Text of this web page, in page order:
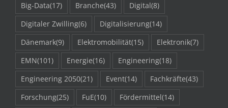
Big-Data(17) Branche(43) Digital(8)
Digitaler Zwilling(6) Digitalisierung(14)
Dänemark(9) Elektromobilität(15) Elektronik(7)
EMN(101) Energie(16) Engineering(18)
Engineering 2050(21) Event(14) Fachkräfte(43)
Forschung(25) FuE(10) Fördermittel(14)